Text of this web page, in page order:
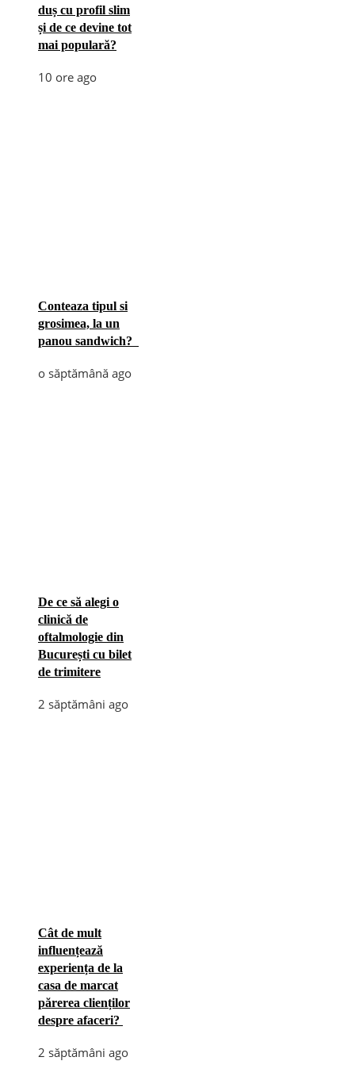
duș cu profil slim
și de ce devine tot
mai populară?
10 ore ago
Conteaza tipul si
grosimea, la un
panou sandwich?
o săptămână ago
De ce să alegi o
clinică de
oftalmologie din
București cu bilet
de trimitere
2 săptămâni ago
Cât de mult
influențează
experiența de la
casa de marcat
părerea clienților
despre afaceri?
2 săptămâni ago